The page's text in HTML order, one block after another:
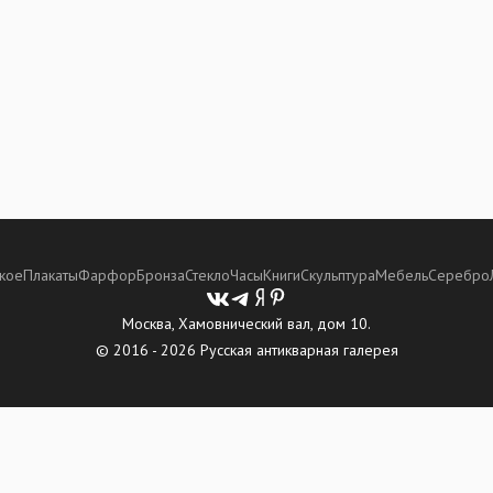
ПлакатыФарфорБронзаСтеклоЧасыКнигиСкульптураМебельСеребро
Москва, Хамовнический вал, дом 10.
© 2016 - 2026 Русская антикварная галерея